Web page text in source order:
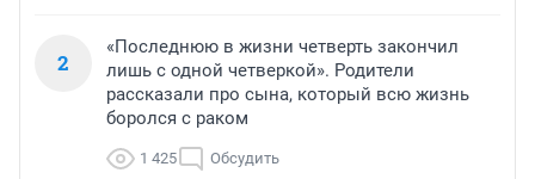
2
«Последнюю в жизни четверть закончил
лишь с одной четверкой». Родители
рассказали про сына, который всю жизнь
боролся с раком
1 425 Обсудить